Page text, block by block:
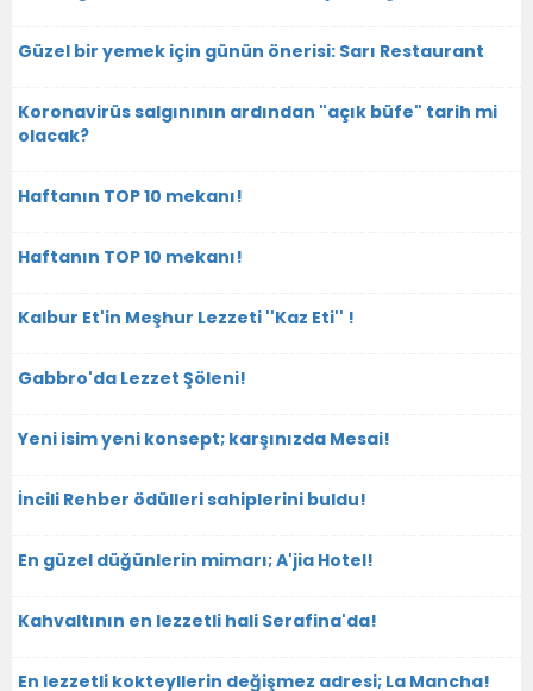
Güzel bir yemek için günün önerisi: Sarı Restaurant
Koronavirüs salgınının ardından "açık büfe" tarih mi
olacak?
Haftanın TOP 10 mekanı!
Haftanın TOP 10 mekanı!
Kalbur Et'in Meşhur Lezzeti ''Kaz Eti'' !
Gabbro'da Lezzet Şöleni!
Yeni isim yeni konsept; karşınızda Mesai!
İncili Rehber ödülleri sahiplerini buldu!
En güzel düğünlerin mimarı; A'jia Hotel!
Kahvaltının en lezzetli hali Serafina'da!
En lezzetli kokteyllerin değişmez adresi; La Mancha!